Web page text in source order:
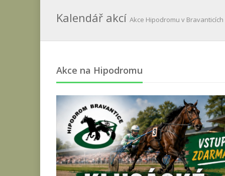
Kalendář akcí Akce Hipodromu v Bravanticích
Akce na Hipodromu